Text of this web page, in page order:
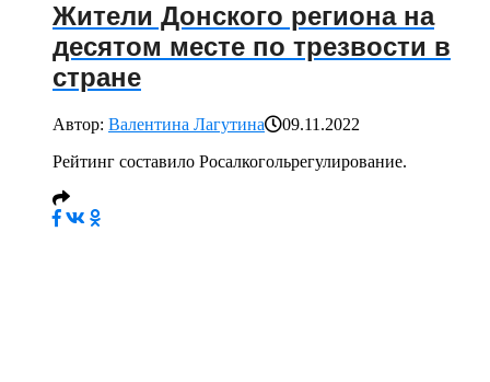
Жители Донского региона на
десятом месте по трезвости в
стране
Автор: Валентина Лагутина
09.11.2022
Рейтинг составило Росалкогольрегулирование.